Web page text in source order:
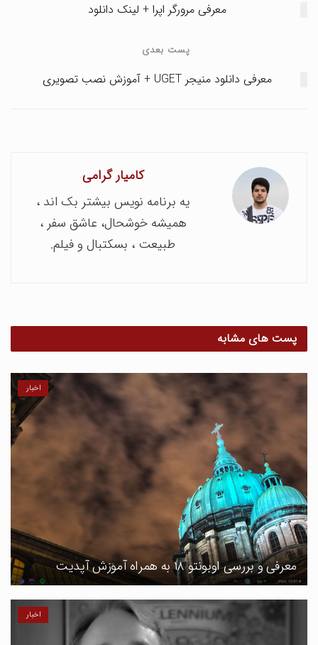
معرفی مرورگر اپرا + لینک دانلود
پست بعدی
معرفی دانلود منیجر UGET + آموزش نصب تصویری
کامیار گرامی
یه برنامه نویس بیشتر بک اند ،
همیشه خوشحال، عاشق سفر ،
طبیعت ، بسکتبال و فیلم.
پست های مشابه
اخبار
معرفی و بررسی اوبونتو ۱۸ به همراه آموزش آپدیت
اخبار